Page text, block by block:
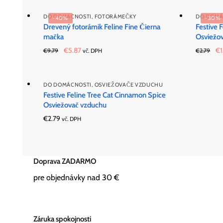
-40%
DO DOMÁCNOSTI, FOTORÁMEČKY
Drevený fotorámik Feline Fine Čierna
mačka
€9.79
Original
€9.79.
€5.87Current
€5.87.
vč. DPH
-30%
DO
Festive
€2.79 €
DO DOMÁCNOSTI, OSVIEŽOVAČE VZDUCHU
Festive Feline Tree Cat Cinnamon Spice
Osviežovač vzduchu
€2.79 vč. DPH
Doprava ZADARMO
pre objednávky nad 30 €
Záruka spokojnosti